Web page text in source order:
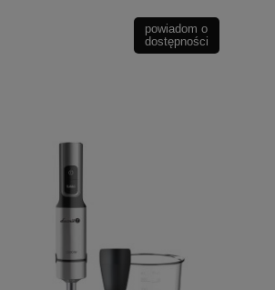
powiadom o
dostępności